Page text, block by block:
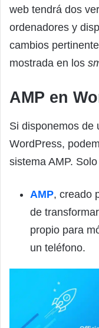
web tendrá dos
ordenadores y
cambios
mostrada en los
AMP en
Si disponemos de
WordPress,
sistema AMP.
AMP, creado
de
propio para
un teléfono.